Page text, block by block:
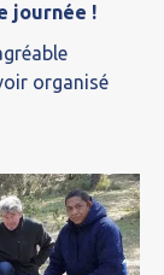
journée !
organisé